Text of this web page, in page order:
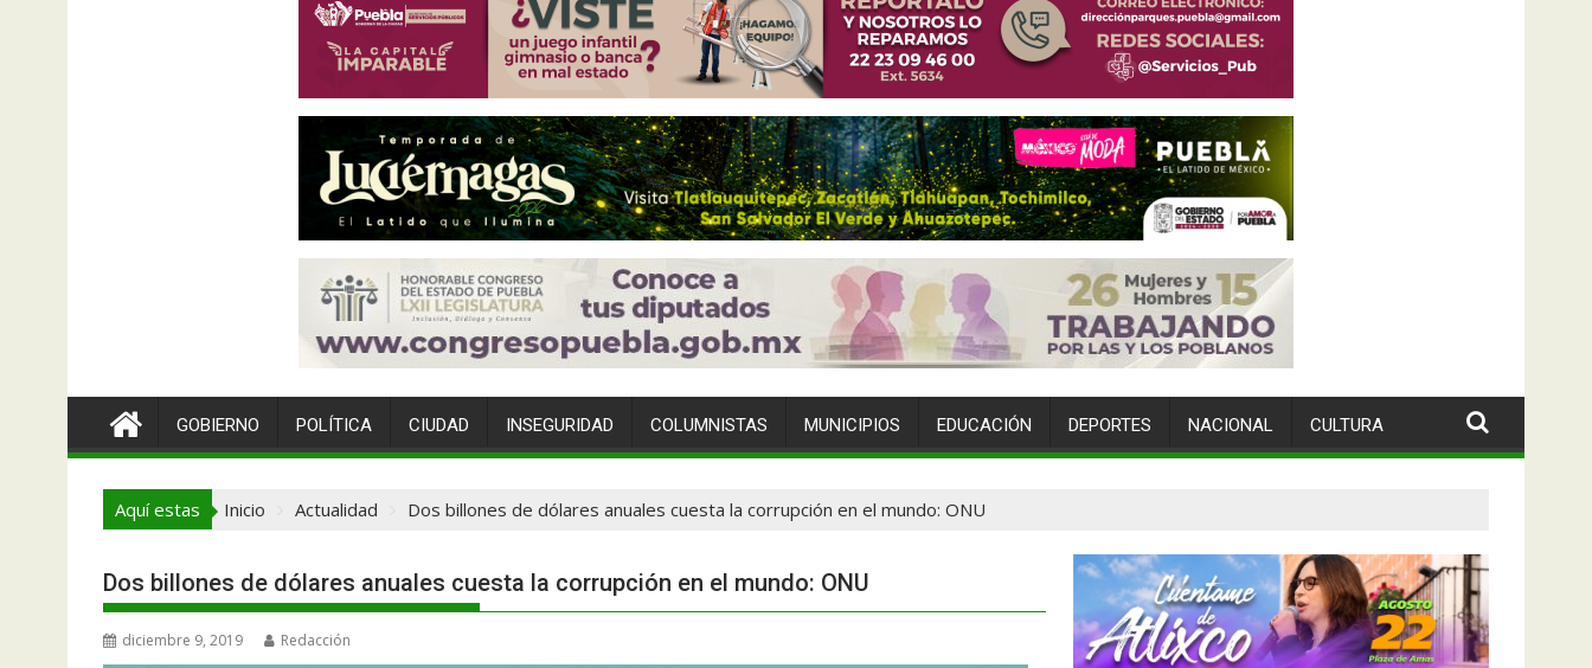
GOBIERNO POLÍTICA CIUDAD INSEGURIDAD COLUMNISTAS MUNICIPIOS EDUCACIÓN DEPORTES NACIONAL CULTURA
Aquí estas Inicio Actualidad Dos billones de dólares anuales cuesta la corrupción en el mundo: ONU
Dos billones de dólares anuales cuesta la corrupción en el mundo: ONU
diciembre 9, 2019 Redacción